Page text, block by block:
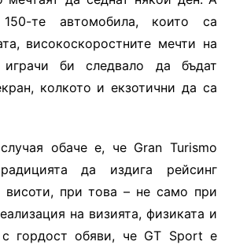
те автомобила, които са
високоскоростните мечти на
би следвало да бъдат
колкото и екзотични да са
обаче е, че Gran Turismo
да издига рейсинг
при това – не само при
на визията, физиката и
гордост обяви, че GT Sport е